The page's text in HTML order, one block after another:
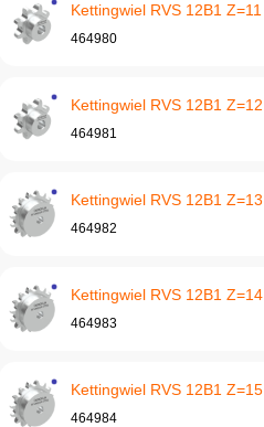
Kettingwiel RVS 12B1 Z=11
464980
Kettingwiel RVS 12B1 Z=12
464981
Kettingwiel RVS 12B1 Z=13
464982
Kettingwiel RVS 12B1 Z=14
464983
Kettingwiel RVS 12B1 Z=15
464984